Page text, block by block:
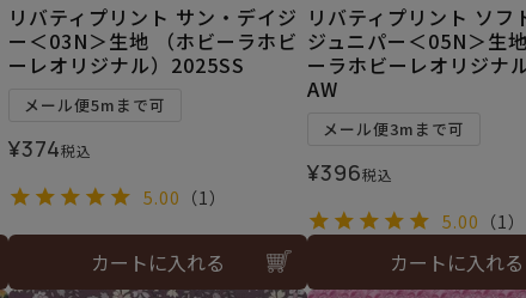
リバティプリント サン・デイジ
ー＜03N＞生地 （ホビーラホビ
ーレオリジナル）2025SS
メール便5mまで可
¥374税込
5.00 （1）
カートに入れる
リバティプリント ソフ
ジュニパー＜05N＞生
ーラホビーレオリジナ
AW
メール便3mまで可
¥396税込
5.00 （1）
カートに入れる